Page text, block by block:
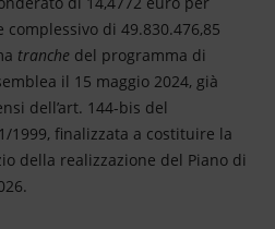
di 49.830.476,85
tranche del programma di
il 15 maggio 2024, già
dell’art. 144-bis del
1999, finalizzata a costituire la
della realizzazione del Piano di